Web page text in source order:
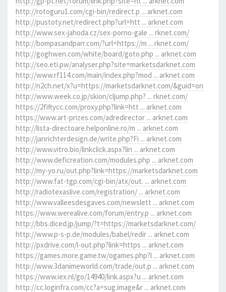
http://rotoguru1.com/cgi-bin/redirect.p ... arknet.com
http://pustoty.net/redirect.php?url=htt ... arknet.com
http://www.sex-jahoda.cz/sex-porno-gale ... rknet.com/
http://bompasandparr.com/?url=https://m ... rknet.com/
http://goghwen.com/white/board/goto.php ... arknet.com
http://seo.eti.pw/analyser.php?site=marketsdarknet.com
http://www.rf114.com/main/index.php?mod ... arknet.com
http://n2ch.net/x?u=https://marketsdarknet.com/&guid=on
http://www.week.co.jp/skion/cljump.php? ... rknet.com/
https://2fiftycc.com/proxy.php?link=htt ... arknet.com
https://www.art-prizes.com/adredirector ... arknet.com
http://lista-directoare.helponline.ro/m ... arknet.com
http://janrichterdesign.de/write.php?Fi ... arknet.com
http://www.vitro.bio/linkclick.aspx?lin ... arknet.com
http://www.deficreation.com/modules.php ... arknet.com
http://my-yo.ru/out.php?link=https://marketsdarknet.com
http://www.fat-tgp.com/cgi-bin/atx/out. ... arknet.com
http://radiotexaslive.com/registration/ ... arknet.com
http://www.valleesdesgaves.com/newslett ... arknet.com
https://www.werealive.com/forum/entry.p ... arknet.com
http://bbs.diced.jp/jump/?t=https://marketsdarknet.com/
http://www.p-s-p.de/modules/babel/redir ... arknet.com
http://pxdrive.com/l-out.php?link=https ... arknet.com
https://games.more.game.tw/ogames.php?l ... arknet.com
http://www.3danimeworld.com/trade/out.p ... arknet.com
https://www.iex.nl/go/14940/link.aspx?u ... arknet.com
http://cc.loginfra.com/cc?a=sug.image&r ... arknet.com